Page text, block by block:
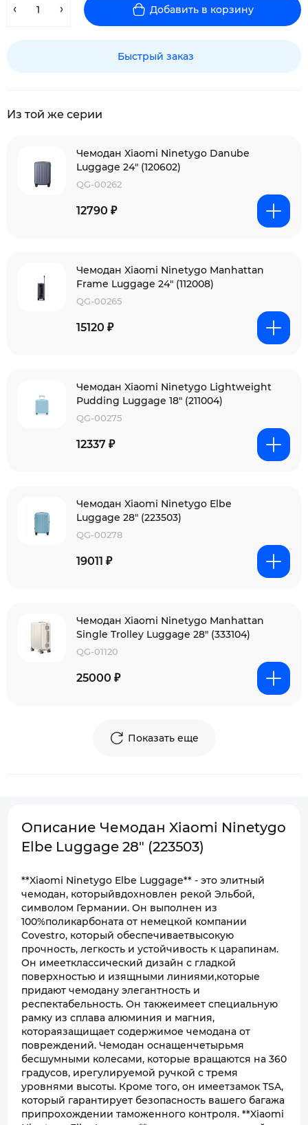
Добавить в корзину
Быстрый заказ
Из той же серии
Чемодан Xiaomi Ninetygo Danube
Luggage 24" (120602)
QG-00262
12790 ₽
Чемодан Xiaomi Ninetygo Manhattan
Frame Luggage 24" (112008)
QG-00265
15120 ₽
Чемодан Xiaomi Ninetygo Lightweight
Pudding Luggage 18" (211004)
QG-00275
12337 ₽
Чемодан Xiaomi Ninetygo Elbe
Luggage 28" (223503)
QG-00278
19011 ₽
Чемодан Xiaomi Ninetygo Manhattan
Single Trolley Luggage 28" (333104)
QG-01120
25000 ₽
Показать еще
Описание Чемодан Xiaomi Ninetygo
Elbe Luggage 28" (223503)
**Xiaomi Ninetygo Elbe Luggage** - это элитный
чемодан, которыйвдохновлен рекой Эльбой,
символом Германии. Он выполнен из
100%поликарбоната от немецкой компании
Covestro, который обеспечиваетвысокую
прочность, легкость и устойчивость к царапинам.
Он имеетклассический дизайн с гладкой
поверхностью и изящными линиями,которые
придают чемодану элегантность и
респектабельность. Он такжеимеет специальную
рамку из сплава алюминия и магния,
котораязащищает содержимое чемодана от
повреждений. Чемодан оснащенчетырьмя
бесшумными колесами, которые вращаются на 360
градусов, ирегулируемой ручкой с тремя
уровнями высоты. Кроме того, он имеетзамок TSA,
который гарантирует безопасность вашего багажа
припрохождении таможенного контроля. **Xiaomi